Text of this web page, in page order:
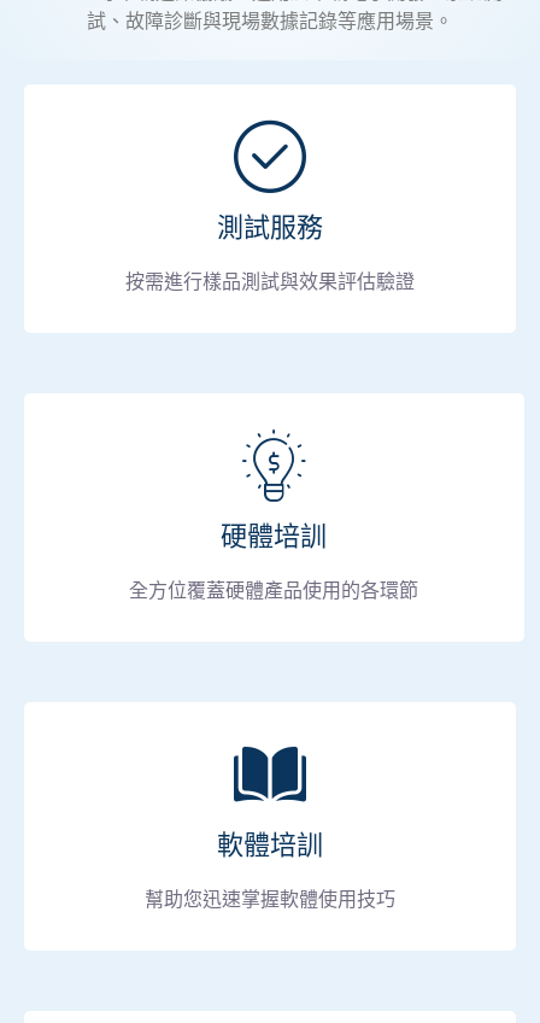
試、故障診斷與現場數據記錄等應用場景。
測試服務
按需進行樣品測試與效果評估驗證
硬體培訓
全方位覆蓋硬體產品使用的各環節
軟體培訓
幫助您迅速掌握軟體使用技巧